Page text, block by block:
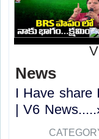
News
I Have share
| V6